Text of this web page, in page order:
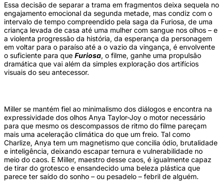
Essa decisão de separar a trama em fragmentos deixa sequela no
engajamento emocional da segunda metade, mas condiz com o
intervalo de tempo compreendido pela saga da Furiosa, de uma
criança levada de casa até uma mulher com sangue nos olhos – e
a violenta progressão da história, da esperança da personagem
em voltar para o paraíso até a o vazio da vingança, é envolvente
o suficiente para que Furiosa, o filme, ganhe uma propulsão
dramática que vai além da simples exploração dos artifícios
visuais do seu antecessor.
Miller se mantém fiel ao minimalismo dos diálogos e encontra na
expressividade dos olhos Anya Taylor-Joy o motor necessário
para que mesmo os descompassos de ritmo do filme pareçam
mais uma aceleração climática do que um freio. Tal como
Charlize, Anya tem um magnetismo que concilia ódio, brutalidade
e inteligência, deixando escapar ternura e vulnerabilidade no
meio do caos. E Miller, maestro desse caos, é igualmente capaz
de tirar do grotesco e ensandecido uma beleza plástica que
parece ter saído do sonho – ou pesadelo – febril de alguém.